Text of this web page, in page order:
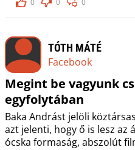
0
0 0
TÓTH MÁTÉ
Facebook
Megint be vagyunk
egyfolytában
Baka Andrást jelöli
azt jelenti, hogy ő is lesz az
ócska formaság, abszolút